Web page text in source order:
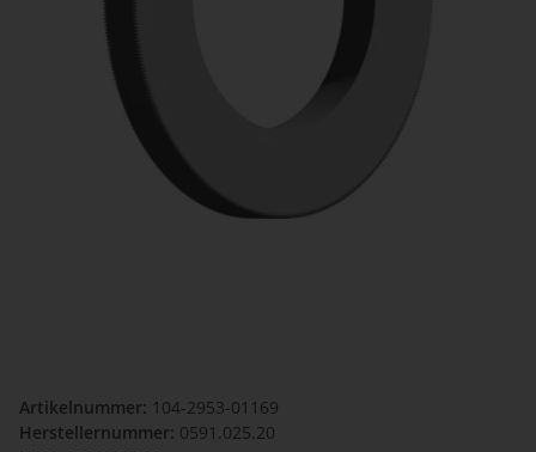
Artikelnummer: 104-2953-01169
Herstellernummer: 0591.025.20